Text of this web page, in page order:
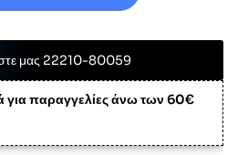
μας 22210-80059
για παραγγελίες άνω των 60€